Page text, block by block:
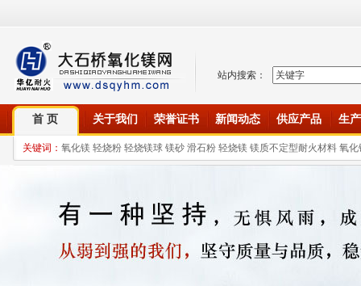
站内搜索：
首 页 关于我们 荣誉证书 新闻动态 供应产品 生
关键词： 氧化镁 轻烧粉 轻烧镁球 镁砂 滑石粉 轻烧镁 镁质不定型耐火材料 氧